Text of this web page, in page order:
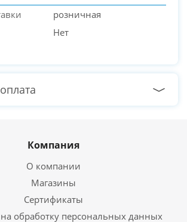
розничная
Нет
Компания
О компании
Магазины
Сертификаты
обработку персональных данных